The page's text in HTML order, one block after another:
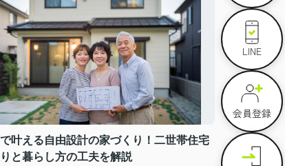
叶える自由設計の家づくり！二世帯住宅
と暮らし方の工夫を解説
LINE
会員登録